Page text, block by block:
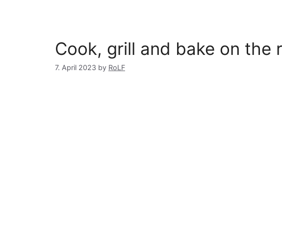
Cook, grill and bake on the
7. April 2023 by RoLF